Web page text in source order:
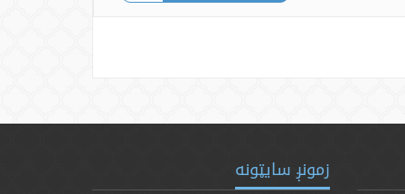
زمونږ سایټونه